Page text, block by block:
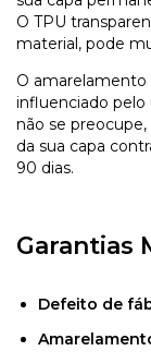
O TPU
material, pode
O amarelamento
influenciado pelo
não se
da sua capa
90 dias.
Garantias
Defeito de